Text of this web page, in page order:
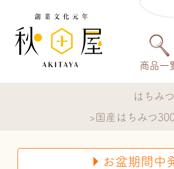
商品一
はちみ
国産はちみつ
お盆期間中